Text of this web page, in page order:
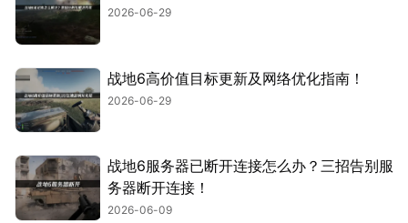
2026-06-29
战地6高价值目标更新及网络优化指南！
2026-06-29
战地6服务器已断开连接怎么办？三招告别服
务器断开连接！
2026-06-09